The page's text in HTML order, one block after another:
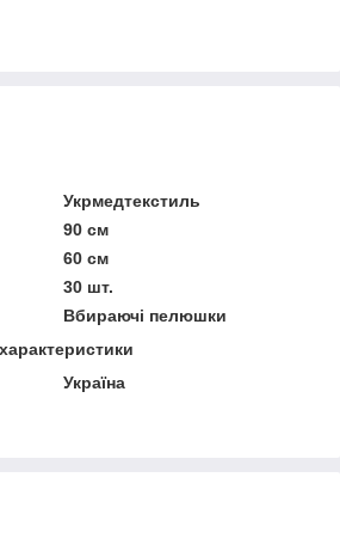
Укрмедтекстиль
90 см
60 см
30 шт.
Вбираючі пелюшки
Україна